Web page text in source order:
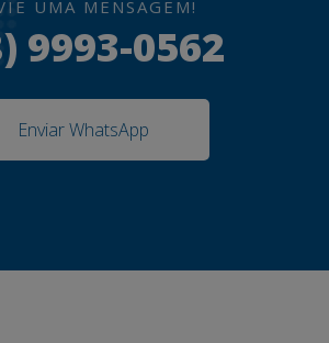
UMA MENSAGEM!
9993-0562
Enviar WhatsApp